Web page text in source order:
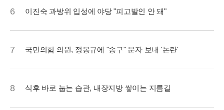
6 이진숙 과방위 입성에 야당 "피고발인 안 돼"
7 국민의힘 의원, 정몽규에 "송구" 문자 보내 '논란'
8 식후 바로 눕는 습관, 내장지방 쌓이는 지름길